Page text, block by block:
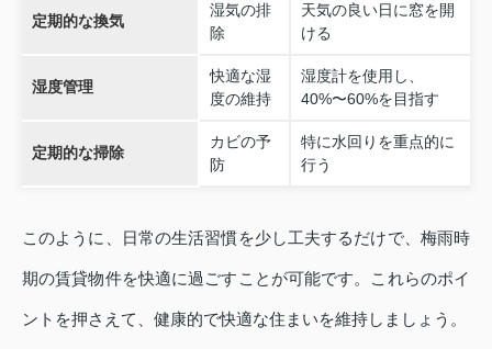
定期的な換気
湿気の排
除
天気の良い日に窓を開
ける
湿度管理
快適な湿
度の維持
湿度計を使用し、
40%〜60%を目指す
定期的な掃除
カビの予
防
特に水回りを重点的に
行う
このように、日常の生活習慣を少し工夫するだけで、梅雨時
期の賃貸物件を快適に過ごすことが可能です。これらのポイ
ントを押さえて、健康的で快適な住まいを維持しましょう。